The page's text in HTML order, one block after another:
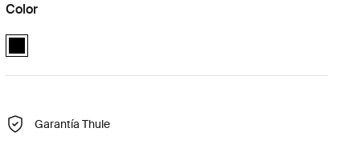
Color
Thule Chasm cargo bin with InLock 25L Negro (selected)
Garantía Thule